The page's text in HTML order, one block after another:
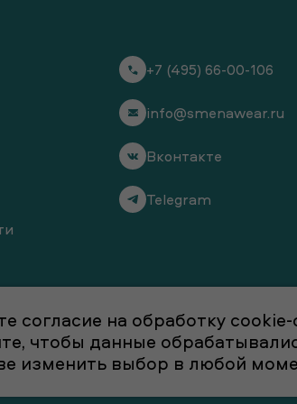
+7 (495) 66-00-106
info@smenawear.ru
Вконтакте
Telegram
согласие на обработку
чтобы данные
изменить выбор в любой